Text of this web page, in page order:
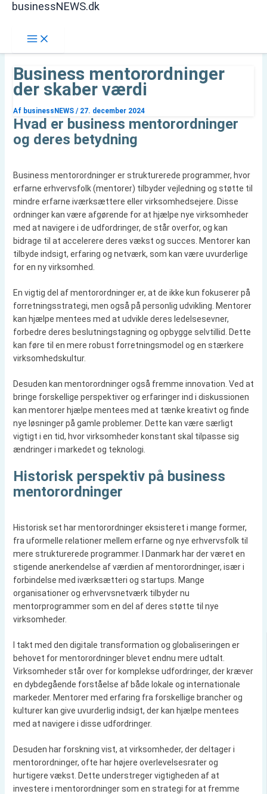
businessNEWS.dk
Business mentorordninger
der skaber værdi
Af businessNEWS / 27. december 2024
Hvad er business mentorordninger
og deres betydning
Business mentorordninger er strukturerede programmer, hvor
erfarne erhvervsfolk (mentorer) tilbyder vejledning og støtte til
mindre erfarne iværksættere eller virksomhedsejere. Disse
ordninger kan være afgørende for at hjælpe nye virksomheder
med at navigere i de udfordringer, de står overfor, og kan
bidrage til at accelerere deres vækst og succes. Mentorer kan
tilbyde indsigt, erfaring og netværk, som kan være uvurderlige
for en ny virksomhed.
En vigtig del af mentorordninger er, at de ikke kun fokuserer på
forretningsstrategi, men også på personlig udvikling. Mentorer
kan hjælpe mentees med at udvikle deres ledelsesevner,
forbedre deres beslutningstagning og opbygge selvtillid. Dette
kan føre til en mere robust forretningsmodel og en stærkere
virksomhedskultur.
Desuden kan mentorordninger også fremme innovation. Ved at
bringe forskellige perspektiver og erfaringer ind i diskussionen
kan mentorer hjælpe mentees med at tænke kreativt og finde
nye løsninger på gamle problemer. Dette kan være særligt
vigtigt i en tid, hvor virksomheder konstant skal tilpasse sig
ændringer i markedet og teknologi.
Historisk perspektiv på business
mentorordninger
Historisk set har mentorordninger eksisteret i mange former,
fra uformelle relationer mellem erfarne og nye erhvervsfolk til
mere strukturerede programmer. I Danmark har der været en
stigende anerkendelse af værdien af mentorordninger, især i
forbindelse med iværksætteri og startups. Mange
organisationer og erhvervsnetværk tilbyder nu
mentorprogrammer som en del af deres støtte til nye
virksomheder.
I takt med den digitale transformation og globaliseringen er
behovet for mentorordninger blevet endnu mere udtalt.
Virksomheder står over for komplekse udfordringer, der kræver
en dybdegående forståelse af både lokale og internationale
markeder. Mentorer med erfaring fra forskellige brancher og
kulturer kan give uvurderlig indsigt, der kan hjælpe mentees
med at navigere i disse udfordringer.
Desuden har forskning vist, at virksomheder, der deltager i
mentorordninger, ofte har højere overlevelsesrater og
hurtigere vækst. Dette understreger vigtigheden af at
investere i mentorordninger som en strategi for at fremme